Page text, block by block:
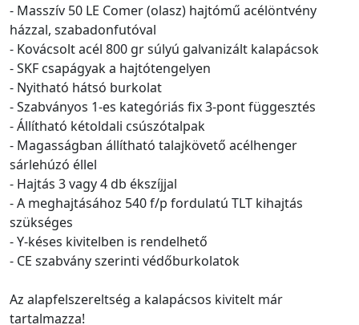
- Masszív 50 LE Comer (olasz) hajtómű acélöntvény
házzal, szabadonfutóval
- Kovácsolt acél 800 gr súlyú galvanizált kalapácsok
- SKF csapágyak a hajtótengelyen
- Nyitható hátsó burkolat
- Szabványos 1-es kategóriás fix 3-pont függesztés
- Állítható kétoldali csúszótalpak
- Magasságban állítható talajkövető acélhenger
sárlehúzó éllel
- Hajtás 3 vagy 4 db ékszíjjal
- A meghajtásához 540 f/p fordulatú TLT kihajtás
szükséges
- Y-késes kivitelben is rendelhető
- CE szabvány szerinti védőburkolatok
Az alapfelszereltség a kalapácsos kivitelt már
tartalmazza!